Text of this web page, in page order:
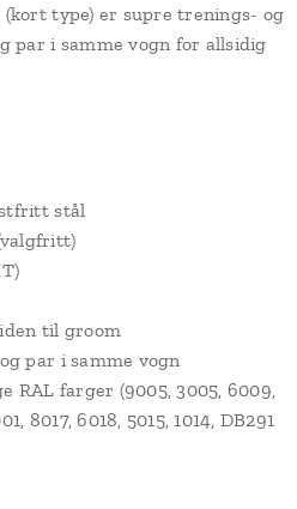
(kort type) er supre trenings- og
par i samme vogn for allsidig
stål
til groom
par i samme vogn
RAL farger (9005, 3005, 6009,
8017, 6018, 5015, 1014, DB291